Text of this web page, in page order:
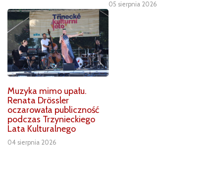
05 sierpnia 2026
Muzyka mimo upału.
Renata Drössler
oczarowała publiczność
podczas Trzynieckiego
Lata Kulturalnego
04 sierpnia 2026